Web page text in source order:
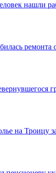
нашли
ремонта
на Троицу